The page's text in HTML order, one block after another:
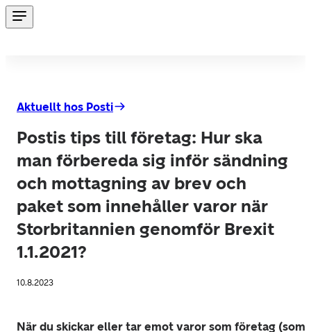
Aktuellt hos Posti
Postis tips till företag: Hur ska
man förbereda sig inför sändning
och mottagning av brev och
paket som innehåller varor när
Storbritannien genomför Brexit
1.1.2021?
10.8.2023
När du skickar eller tar emot varor som företag (som